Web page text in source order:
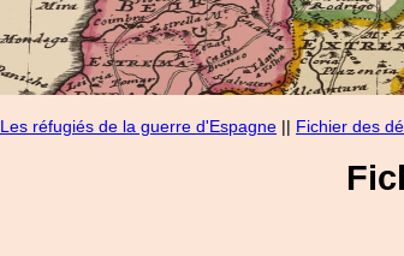
Les réfugiés de la guerre d'Espagne || Fichier des